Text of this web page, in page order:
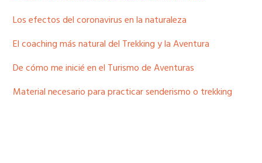
Los efectos del coronavirus en la naturaleza
El coaching más natural del Trekking y la Aventura
De cómo me inicié en el Turismo de Aventuras
Material necesario para practicar senderismo o trekking